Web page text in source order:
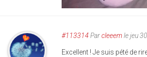
#113314 Parcleeemle jeu
Excellent ! Je suis pété de